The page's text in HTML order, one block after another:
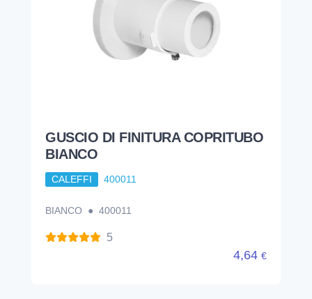
GUSCIO DI FINITURA COPRITUBO
BIANCO
CALEFFI 400011
BIANCO ● 400011
5
4,64 €